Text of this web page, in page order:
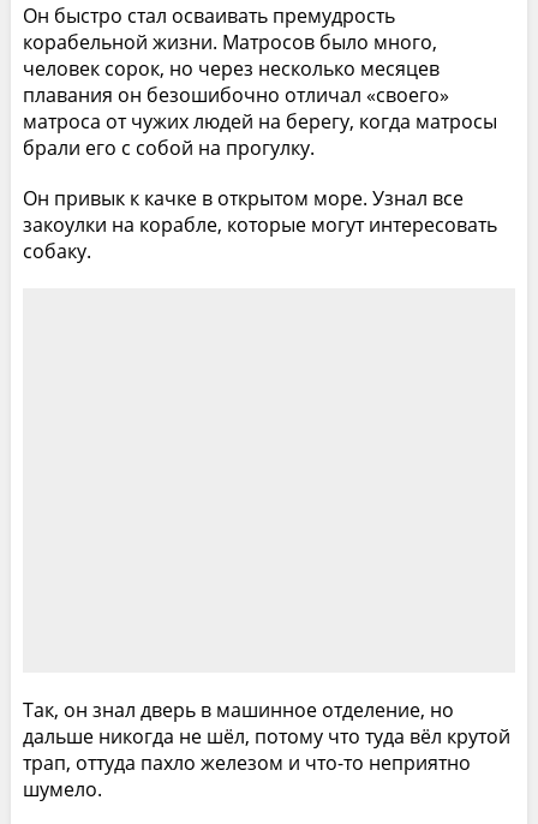
Он быстро стал осваивать премудрость
корабельной жизни. Матросов было много,
человек сорок, но через несколько месяцев
плавания он безошибочно отличал «своего»
матроса от чужих людей на берегу, когда матросы
брали его с собой на прогулку.
Он привык к качке в открытом море. Узнал все
закоулки на корабле, которые могут интересовать
собаку.
Так, он знал дверь в машинное отделение, но
дальше никогда не шёл, потому что туда вёл крутой
трап, оттуда пахло железом и что-то неприятно
шумело.